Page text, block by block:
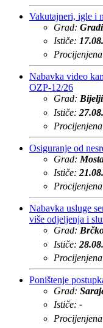
Vakutajneri, igle i
Grad:
Ističe:
Nabavka video
OZP-12/26
Grad:
Ističe:
Osiguranje od
Grad:
Ističe:
Nabavka usluge
više odjeljenja i
Grad:
Ističe:
Poništenje
Grad:
Ističe: -